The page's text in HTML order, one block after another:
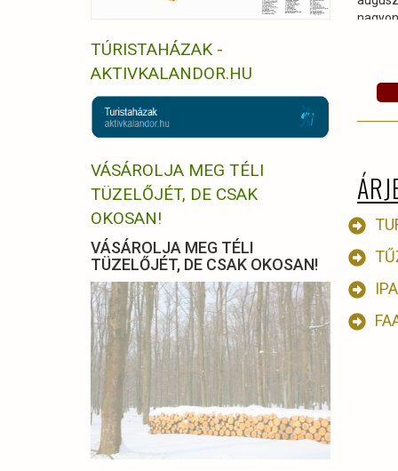
TÚRISTAHÁZAK -
AKTIVKALANDOR.HU
VÁSÁROLJA MEG TÉLI
TÜZELŐJÉT, DE CSAK
OKOSAN!
VÁSÁROLJA MEG TÉLI
TÜZELŐJÉT, DE CSAK OKOSAN!